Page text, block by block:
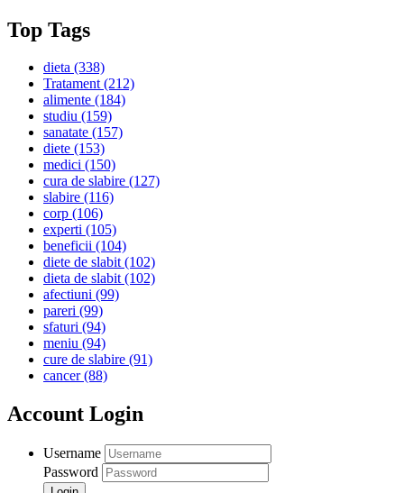
Top Tags
dieta (338)
Tratament(212)
alimente (184)
studiu (159)
sanatate (157)
diete (153)
medici (150)
cura de slabire (127)
slabire (116)
corp (106)
experti (105)
beneficii (104)
diete de slabit(102)
dieta de slabit(102)
afectiuni (99)
pareri (99)
sfaturi (94)
meniu (94)
cure de slabire (91)
cancer(88)
Account Login
Username
Password